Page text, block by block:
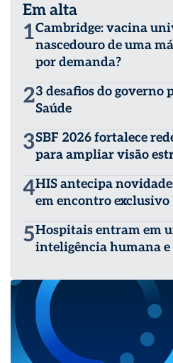
Em alta
1Cambridge: vacina
nascedouro de uma
por demanda?
23 desafios do governo
Saúde
3SBF 2026 fortalece
para ampliar visão
4HIS antecipa
em encontro exclusivo
5Hospitais entram em
inteligência humana